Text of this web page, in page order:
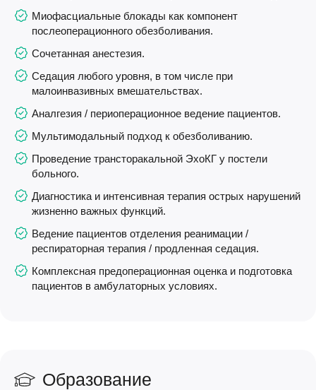
Миофасциальные блокады как компонент
послеоперационного обезболивания.
Сочетанная анестезия.
Седация любого уровня, в том числе при
малоинвазивных вмешательствах.
Аналгезия / периоперационное ведение пациентов.
Мультимодальный подход к обезболиванию.
Проведение трансторакальной ЭхоКГ у постели
больного.
Диагностика и интенсивная терапия острых нарушений
жизненно важных функций.
Ведение пациентов отделения реанимации /
респираторная терапия / продленная седация.
Комплексная предоперационная оценка и подготовка
пациентов в амбулаторных условиях.
Образование